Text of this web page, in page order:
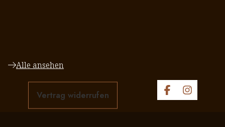
Alle ansehen
Vertrag widerrufen